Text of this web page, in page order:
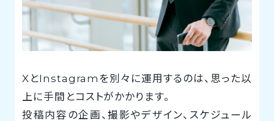
XとInstagramを別々に運用するのは、思った以
上に手間とコストがかかります。
投稿内容の企画、撮影やデザイン、スケジュール